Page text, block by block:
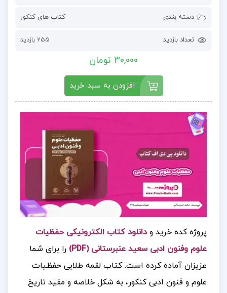
دسته بندی کتاب های کنکور
تعداد بازدید 255 بازدید
30,000 تومان
افزودن به سبد خرید
پروژه کده خرید ودانلود کتاب الکترونیکی حفظیات
علوم وفنون ادبی سعید عنبرستانی (PDF)
را برای شما
عزیزان آماده کرده است. کتاب لقمه طلایی حفظیات
علوم و فنون ادبی کنکور، به شکل خلاصه و مفید تاریخ